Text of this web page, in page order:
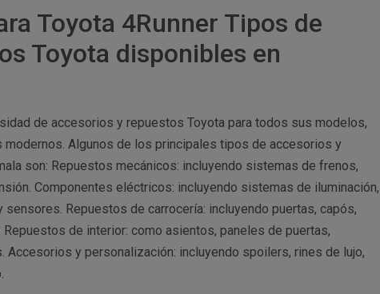
Toyota 4Runner Tipos de
Toyota disponibles en
de accesorios y repuestos Toyota para todos sus modelos,
Algunos de los principales tipos de accesorios y
son: Repuestos mecánicos: incluyendo sistemas de frenos,
Componentes eléctricos: incluyendo sistemas de iluminación,
Repuestos de carrocería: incluyendo puertas, capós,
de interior: como asientos, paneles de puertas,
Accesorios y personalización: incluyendo spoilers, rines de lujo,